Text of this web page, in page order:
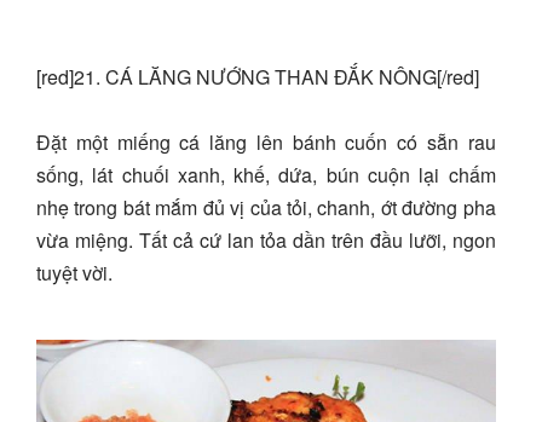
[red]21. CÁ LĂNG NƯỚNG THAN ĐẮK NÔNG[/red]
Đặt một miếng cá lăng lên bánh cuốn có sẵn rau
sống, lát chuối xanh, khế, dứa, bún cuộn lại chấm
nhẹ trong bát mắm đủ vị của tỏi, chanh, ớt đường pha
vừa miệng. Tất cả cứ lan tỏa dần trên đầu lưỡi, ngon
tuyệt vời.